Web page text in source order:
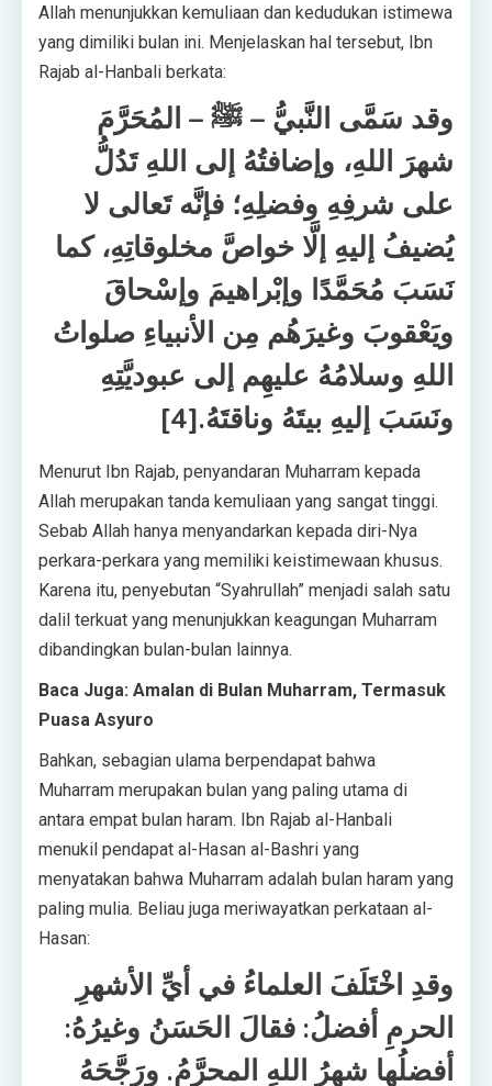
Allah menunjukkan kemuliaan dan kedudukan istimewa
yang dimiliki bulan ini. Menjelaskan hal tersebut, Ibn
Rajab al-Hanbali berkata:
وقد سَمَّى النَّبيُّ – ﷺ – المُحَرَّمَ
شهرَ اللهِ، وإضافتُهُ إلى اللهِ تَدُلُّ
على شرفِهِ وفضلِهِ؛ فإنَّه تَعالى لا
يُضيفُ إليهِ إلَّا خواصَّ مخلوقاتِهِ، كما
نَسَبَ مُحَمَّدًا وإبْراهيمَ وإسْحاقَ
ويَعْقوبَ وغيرَهُم مِن الأنبياءِ صلواتُ
اللهِ وسلامُهُ عليهِم إلى عبوديَّتِهِ
ونَسَبَ إليهِ بيتَهُ وناقتَهُ.[4]
Menurut Ibn Rajab, penyandaran Muharram kepada
Allah merupakan tanda kemuliaan yang sangat tinggi.
Sebab Allah hanya menyandarkan kepada diri-Nya
perkara-perkara yang memiliki keistimewaan khusus.
Karena itu, penyebutan “Syahrullah” menjadi salah satu
dalil terkuat yang menunjukkan keagungan Muharram
dibandingkan bulan-bulan lainnya.
Baca Juga: Amalan di Bulan Muharram, Termasuk
Puasa Asyuro
Bahkan, sebagian ulama berpendapat bahwa
Muharram merupakan bulan yang paling utama di
antara empat bulan haram. Ibn Rajab al-Hanbali
menukil pendapat al-Hasan al-Bashri yang
menyatakan bahwa Muharram adalah bulan haram yang
paling mulia. Beliau juga meriwayatkan perkataan al-
Hasan:
وقدِ اخْتَلَفَ العلماءُ في أيِّ الأشهرِ
الحرمِ أفضلُ: فقالَ الحَسَنُ وغيرُهُ:
أفضلُها شهرُ اللهِ المحرَّمُ. ورَجَّحَهُ